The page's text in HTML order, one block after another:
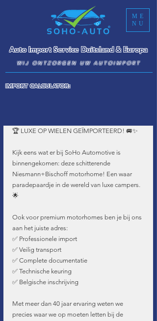
ME
NU
Auto Import Service Duitsland & Europa
IMPORT CALCULATOR:
WIJ ONTZORGEN UW AUTOIMPORT
🏆 LUXE OP WIELEN GEÏMPORTEERD! 🚐✨
Kijk eens wat er bij SoHo Automotive is
binnengekomen: deze schitterende
Niesmann+Bischoff motorhome! Een waar
paradepaardje in de wereld van luxe campers.
🌟
Ook voor premium motorhomes ben je bij ons
aan het juiste adres:
✅ Professionele import
✅ Veilig transport
✅ Complete documentatie
✅ Technische keuring
✅ Belgische inschrijving
Met meer dan 40 jaar ervaring weten we
precies waar we op moeten letten bij de